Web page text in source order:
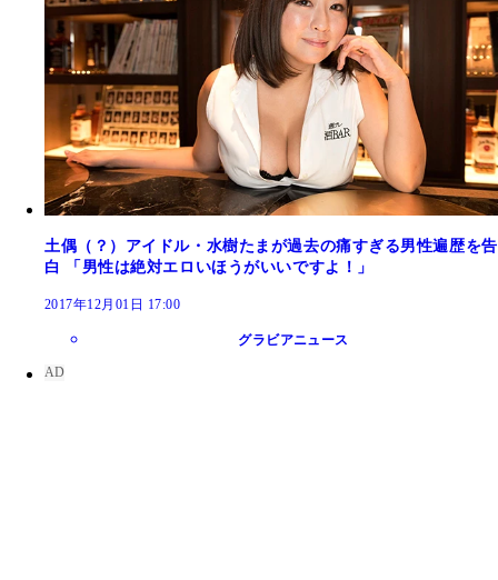
土偶（？）アイドル・水樹たまが過去の痛すぎる男性遍歴を告
白 「男性は絶対エロいほうがいいですよ！」
2017年12月01日 17:00
グラビアニュース